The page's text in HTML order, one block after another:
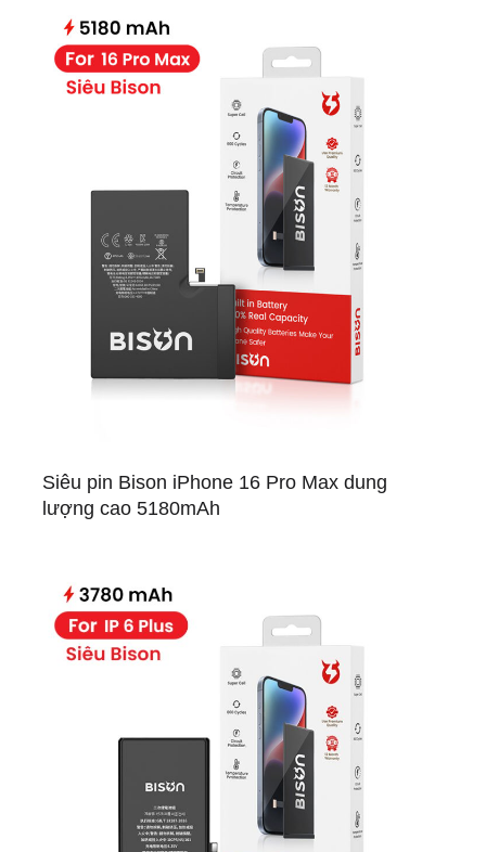
Siêu pin Bison iPhone 16 Pro Max dung
lượng cao 5180mAh